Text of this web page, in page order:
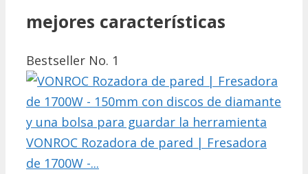
mejores características
Bestseller No. 1
VONROC Rozadora de pared | Fresadora
de 1700W -...